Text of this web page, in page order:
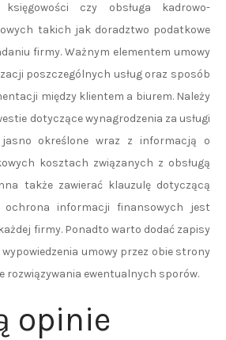
księgowości czy obsługa kadrowo-
takich jak doradztwo podatkowe
firmy. Ważnym elementem umowy
poszczególnych usług oraz sposób
między klientem a biurem. Należy
dotyczące wynagrodzenia za usługi
określone wraz z informacją o
kosztach związanych z obsługą
także zawierać klauzulę dotyczącą
informacji finansowych jest
firmy. Ponadto warto dodać zapisy
umowy przez obie strony
rozwiązywania ewentualnych sporów.
opinie